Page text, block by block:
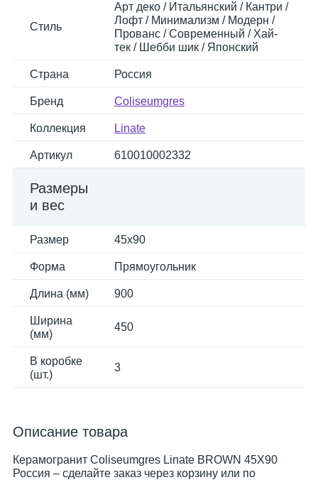
Стиль
Арт деко / Итальянский / Кантри /
Лофт / Минимализм / Модерн /
Прованс / Современный / Хай-
тек / Шебби шик / Японский
Страна Россия
Бренд Coliseumgres
Коллекция Linate
Артикул 610010002332
Размеры
и вес
Размер 45x90
Форма Прямоугольник
Длина (мм) 900
Ширина
(мм)
450
В коробке
(шт.)
3
Описание товара
Керамогранит Coliseumgres Linate BROWN 45X90
Россия – сделайте заказ через корзину или по